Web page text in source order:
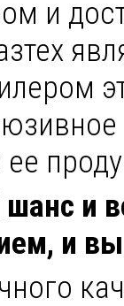
и
и
и